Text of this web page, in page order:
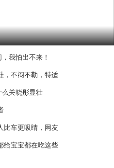
我怕出不来！
，不闷不勒，特适
么关晓彤显壮
比车更吸睛，网友
给宝宝都在吃这些